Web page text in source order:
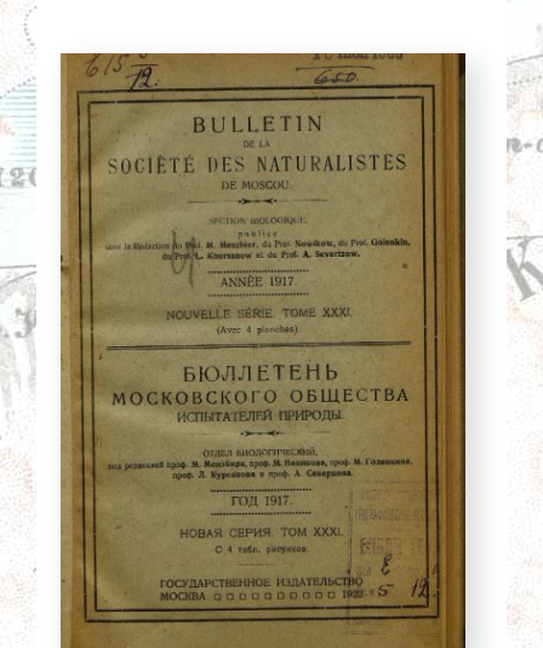
Контакты
Партнеры